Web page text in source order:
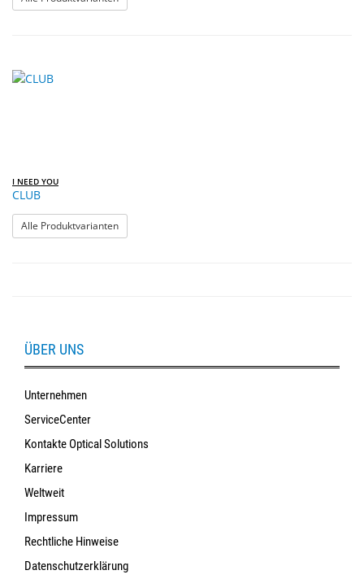
I NEED YOU
CLUB
Alle Produktvarianten: CLUB
ÜBER UNS
Unternehmen
ServiceCenter
Kontakte Optical Solutions
Karriere
Weltweit
Impressum
Rechtliche Hinweise
Datenschutzerklärung